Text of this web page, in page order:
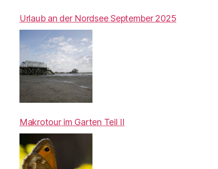
Urlaub an der Nordsee September 2025
Makrotour im Garten Teil II